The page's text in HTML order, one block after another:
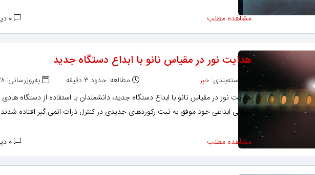
مشاهده مطلب
هدایت نور در مقیاس نانو با ابداع دستگاه جدید
دسته‌بندی: خبر مطالعه: حدود ۳ دقیقه
به‌روزرسانی: ۱۳۹۸/۱۱/۲۸
هدایت نور در مقیاس نانو با ابداع دستگاه جدید، دانشمندان با استفاده از دستگاه هادی
نانویی ابداعی خود موفق به ثبت رکوردهای جدیدی در کنترل ذرات اتمی گیر افتاده
مشاهده مطلب